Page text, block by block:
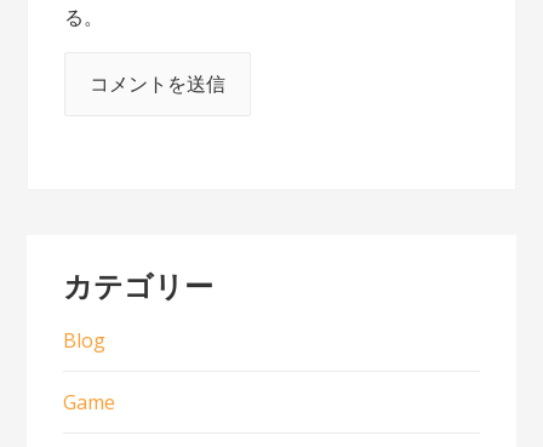
る。
カテゴリー
Blog
Game